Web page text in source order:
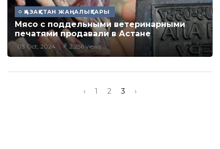
ҚАЗАҚСТАН ЖАҢАЛЫҚТАРЫ
Мясо с поддельными ветеринарными
печатями продавали в Астане
03 Oct, 2024 2,256 views
‹ 1 2 3 ›